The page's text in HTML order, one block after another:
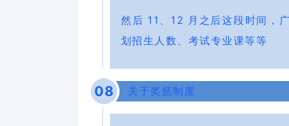
然后 11、12 月之后这段时间，
划招生人数、考试专业课等等
08 关于奖惩制度